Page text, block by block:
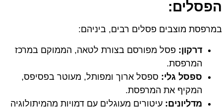
הפסלים:
במרפסת מוצבים פסלים רבים, ביניהם:
דרקון: פסל מפורסם בצורת לטאה, הממוקם במרכז
המרפסת.
ספסל גלי: ספסל ארוך ומפותל, מעוטר בפסיפס,
המקיף את המרפסת.
מדליונים: עיטורים מעוגלים עם דמויות מהמיתולוגיה